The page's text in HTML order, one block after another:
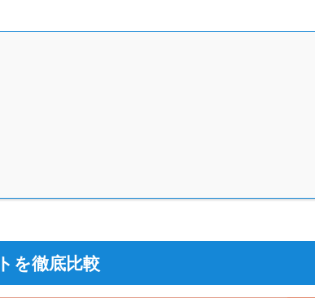
を徹底比較